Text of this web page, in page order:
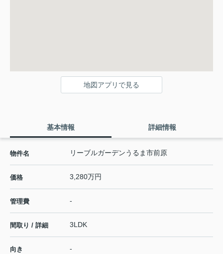
地図アプリで見る
基本情報 詳細情報
物件名 リーブルガーデンうるま市前原
価格 3,280万円
管理費 -
間取り / 詳細 3LDK
向き -